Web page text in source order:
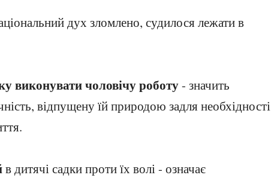
дух зломлено, судилося лежати в
виконувати чоловічу роботу- значить
відпущену їй природою задля необхідності
в дитячі садки проти їх волі - означає